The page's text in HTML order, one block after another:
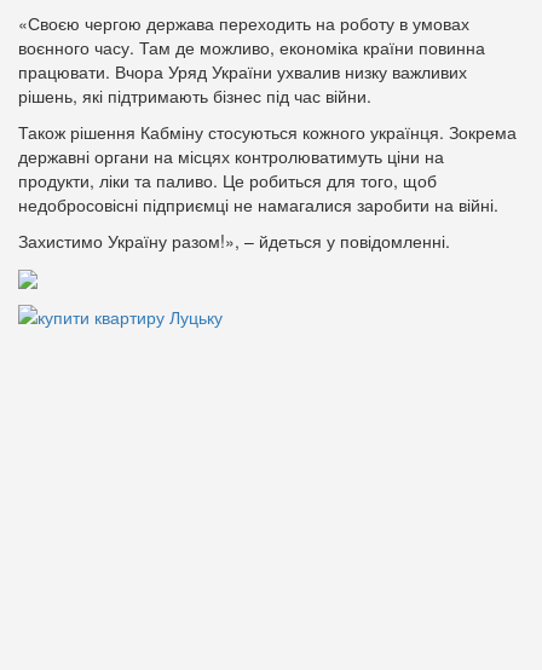
«Своєю чергою держава переходить на роботу в умовах
воєнного часу. Там де можливо, економіка країни повинна
працювати. Вчора Уряд України ухвалив низку важливих
рішень, які підтримають бізнес під час війни.
Також рішення Кабміну стосуються кожного українця. Зокрема
державні органи на місцях контролюватимуть ціни на
продукти, ліки та паливо. Це робиться для того, щоб
недобросовісні підприємці не намагалися заробити на війні.
Захистимо Україну разом!», – йдеться у повідомленні.